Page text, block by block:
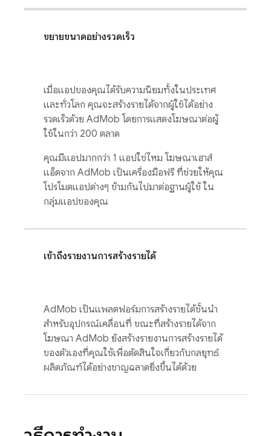
ขยายขนาดอย่างรวดเร็ว
เมื่อแอปของคุณได้รับความนิยมทั้งในประเทศ
และทั่วโลก คุณจะสร้างรายได้จากผู้ใช้ได้อย่าง
รวดเร็วด้วย AdMob โดยการแสดงโฆษณาต่อผู้
ใช้ในกว่า 200 ตลาด
คุณมีแอปมากกว่า 1 แอปใช่ไหม โฆษณาเฮาส์
แอ็ดจาก AdMob เป็นเครื่องมือฟรี ที่ช่วยให้คุณ
โปรโมตแอปต่างๆ ข้ามกันไปมาต่อฐานผู้ใช้ ใน
กลุ่มแอปของคุณ
เข้าถึงรายงานการสร้างรายได้
AdMob เป็นแพลตฟอร์มการสร้างรายได้ชั้นนำ
สำหรับอุปกรณ์เคลื่อนที่ ขณะที่สร้างรายได้จาก
โฆษณา AdMob ยังสร้างรายงานการสร้างรายได้
ของตัวเองที่คุณใช้เพื่อตัดสินใจเกี่ยวกับกลยุทธ์
ผลิตภัณฑ์ได้อย่างชาญฉลาดยิ่งขึ้นได้ด้วย